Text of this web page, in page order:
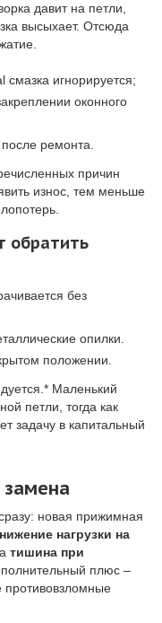
давит на петли,
высыхает. Отсюда
смазка игнорируется;
оконного
ремонта.
причин
износ, тем меньше
обратить
без
опилки.
положении.
Маленький
петли, тогда как
задачу в капитальный
новая прижимная
нагрузки на
тишина при
плюс –
противовзломные